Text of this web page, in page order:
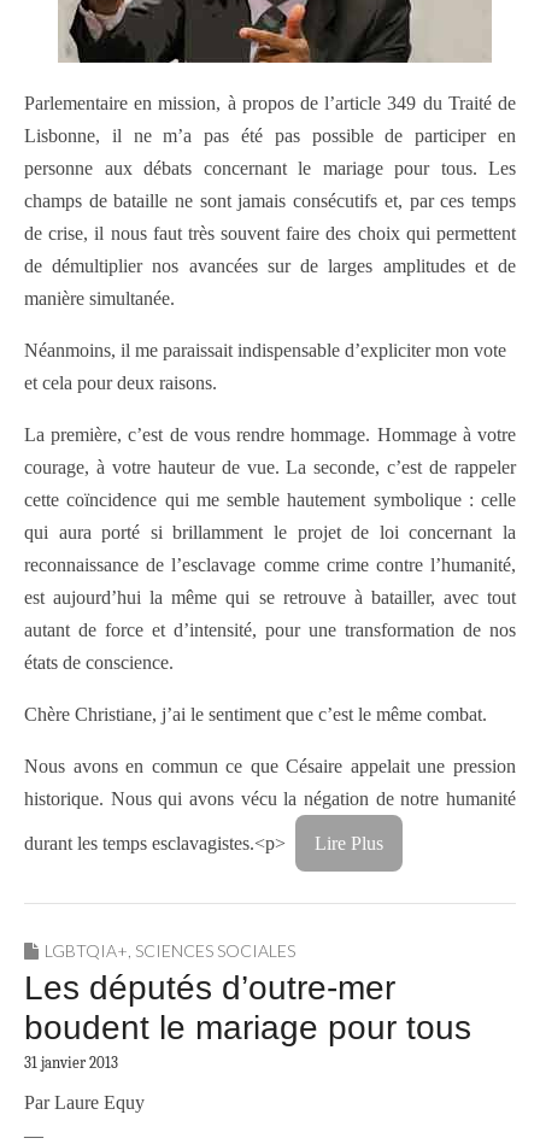
Parlementaire en mission, à propos de l’article 349 du Traité de
Lisbonne, il ne m’a pas été pas possible de participer en
personne aux débats concernant le mariage pour tous. Les
champs de bataille ne sont jamais consécutifs et, par ces temps
de crise, il nous faut très souvent faire des choix qui permettent
de démultiplier nos avancées sur de larges amplitudes et de
manière simultanée.
Néanmoins, il me paraissait indispensable d’expliciter mon vote
et cela pour deux raisons.
La première, c’est de vous rendre hommage. Hommage à votre
courage, à votre hauteur de vue. La seconde, c’est de rappeler
cette coïncidence qui me semble hautement symbolique : celle
qui aura porté si brillamment le projet de loi concernant la
reconnaissance de l’esclavage comme crime contre l’humanité,
est aujourd’hui la même qui se retrouve à batailler, avec tout
autant de force et d’intensité, pour une transformation de nos
états de conscience.
Chère Christiane, j’ai le sentiment que c’est le même combat.
Nous avons en commun ce que Césaire appelait une pression
historique. Nous qui avons vécu la négation de notre humanité
durant les temps esclavagistes.<p> Lire Plus
LGBTQIA+ SCIENCES SOCIALES
Les députés d’outre-mer
boudent le mariage pour tous
31 janvier 2013
Par Laure Equy
—